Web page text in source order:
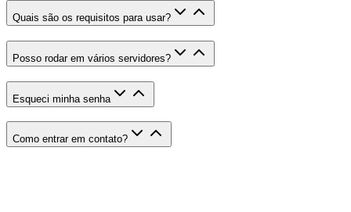
Quais são os requisitos para usar?
Posso rodar em vários servidores?
Esqueci minha senha
Como entrar em contato?